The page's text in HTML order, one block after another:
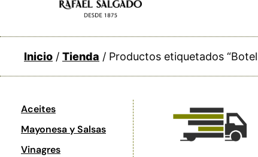
Inicio / Tienda / Productos etiquetados
Aceites
Mayonesa y Salsas
Vinagres